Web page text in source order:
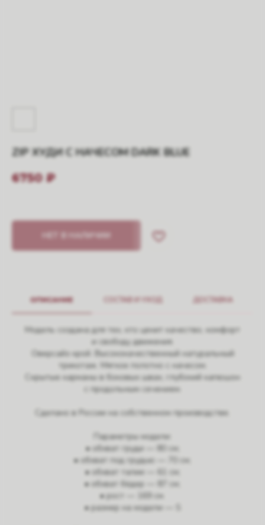
ZIP ХУДИ С НАЧЕСОМ DARK BLUE
6750 ₽
НЕТ В НАЛИЧИИ
ОПИСАНИЕ СОСТАВ И УХОД ДОСТАВКА
Модель создана для тех, кто ценит качество, комфорт
и свободу движения.
Оверсайз крой. Высококачественный натуральный
трикотаж. Мягкое полотно с начесом.
Скрытые карманы в боковых швах, глубокий капюшон
с продольным сечением.
Сделано в России на собственном производстве.
Параметры модели:
• обхват груди — 80 см;
• обхват под грудью — 70 см;
• обхват талии — 61 см;
• обхват бёдер — 87 см;
• рост — 169 см.
• размер на модели — S